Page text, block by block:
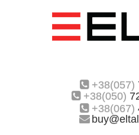
+38(057)
+38(050)
+38(067)